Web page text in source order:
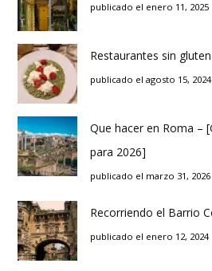
publicado el enero 11, 2025
Restaurantes sin
publicado el agosto 15, 2024
Que hacer en Roma –
para 2026]
publicado el marzo 31, 2026
Recorriendo el Barrio
publicado el enero 12, 2024